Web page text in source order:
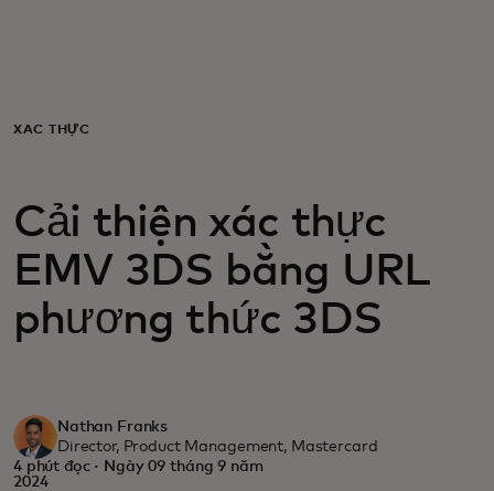
Dành cho nhà đổi mới
Tin tức và xu hướng
XÁC THỰC
Cải thiện xác thực
EMV 3DS bằng URL
phương thức 3DS
Nathan Franks
Director, Product Management, Mastercard
4 phút đọc · Ngày 09 tháng 9 năm
2024